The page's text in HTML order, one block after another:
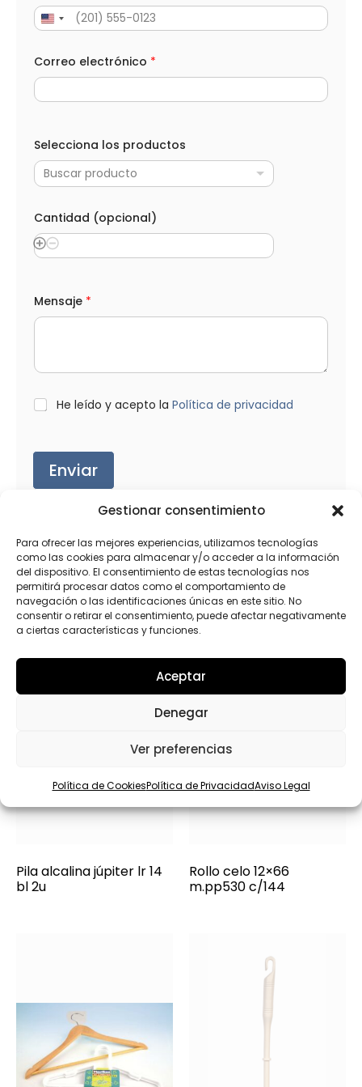
Gestionar consentimiento
Para ofrecer las mejores experiencias, utilizamos tecnologías
como las cookies para almacenar y/o acceder a la información
del dispositivo. El consentimiento de estas tecnologías nos
permitirá procesar datos como el comportamiento de
navegación o las identificaciones únicas en este sitio. No
consentir o retirar el consentimiento, puede afectar negativamente
a ciertas características y funciones.
Aceptar
Denegar
Ver preferencias
Política de CookiesPolítica de PrivacidadAviso Legal
Correo electrónico *
Selecciona los productos
Buscar producto
Cantidad (opcional)
l
e
ó
i
c
o
Mensaje *
L
*
He leído y acepto la Política de privacidad
Enviar
Productos relacionados
Pila alcalina júpiter lr 14
bl 2u
Rollo celo 12×66
m.pp530 c/144